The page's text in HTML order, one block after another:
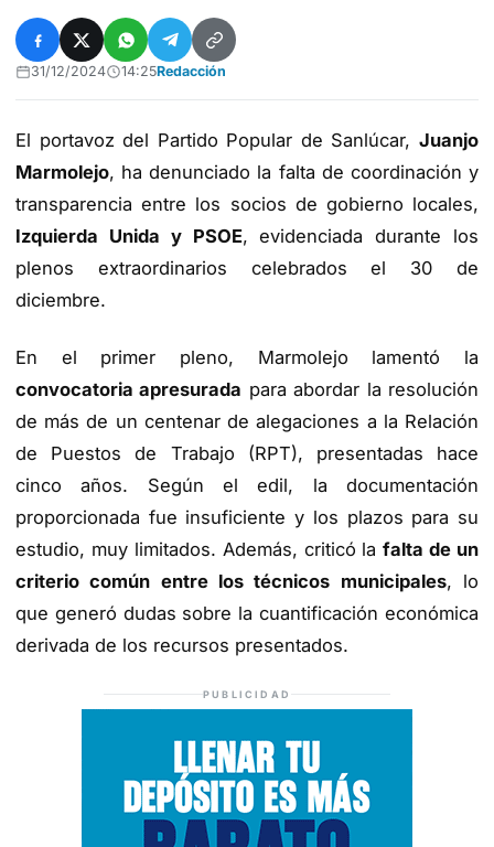
31/12/2024 14:25Redacción
El portavoz del Partido Popular de Sanlúcar, Juanjo
Marmolejo, ha denunciado la falta de coordinación y
transparencia entre los socios de gobierno locales,
Izquierda Unida y PSOE, evidenciada durante los
plenos extraordinarios celebrados el 30 de
diciembre.
En el primer pleno, Marmolejo lamentó la
convocatoria apresurada para abordar la resolución
de más de un centenar de alegaciones a la Relación
de Puestos de Trabajo (RPT), presentadas hace
cinco años. Según el edil, la documentación
proporcionada fue insuficiente y los plazos para su
estudio, muy limitados. Además, criticó lafalta de un
criterio común entre los técnicos municipales, lo
que generó dudas sobre la cuantificación económica
derivada de los recursos presentados.
PUBLICIDAD